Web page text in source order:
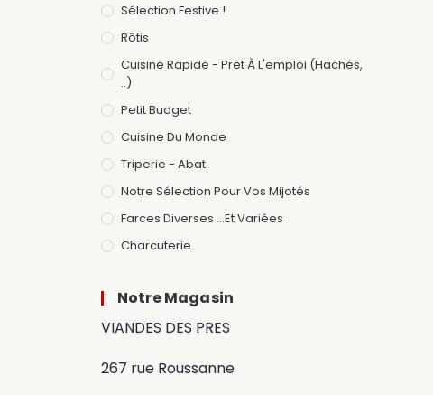
Sélection Festive !
Rôtis
Cuisine Rapide - Prêt À L'emploi (hachés,
..)
Petit Budget
Cuisine Du Monde
Triperie - Abat
Notre Sélection Pour Vos Mijotés
Farces Diverses ...et Variées
Charcuterie
Notre Magasin
VIANDES DES PRES
267 rue Roussanne